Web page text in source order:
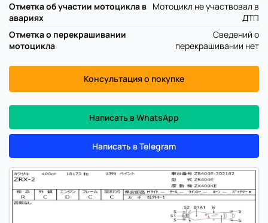
Отметка об участии мотоцикла в
авариях
Мотоцикл не участвовал в
ДТП
Отметка о перекрашивании
мотоцикла
Сведений о
перекрашивании нет
Консультация о покупке
Написать в WhatsApp
Написать в Telegram